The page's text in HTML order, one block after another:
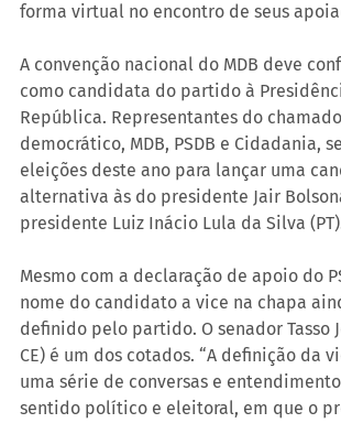
forma virtual no encontro de seus
A convenção nacional do MDB deve
como candidata do partido à
República. Representantes do
democrático, MDB, PSDB e Cidadania,
eleições deste ano para lançar uma
alternativa às do presidente Jair
presidente Luiz Inácio Lula da Silva
Mesmo com a declaração de apoio do
nome do candidato a vice na chapa
definido pelo partido. O senador Tasso
CE) é um dos cotados. “A definição da
uma série de conversas e
sentido político e eleitoral, em que o